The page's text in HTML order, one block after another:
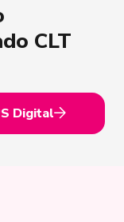
CLT
Digital